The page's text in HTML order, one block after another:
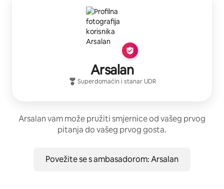
Arsalan
Superdomaćin i stanarUDR
Arsalan vam može pružiti smjernice od vašeg prvog
pitanja do vašeg prvog gosta.
Povežite se s ambasadorom: Arsalan